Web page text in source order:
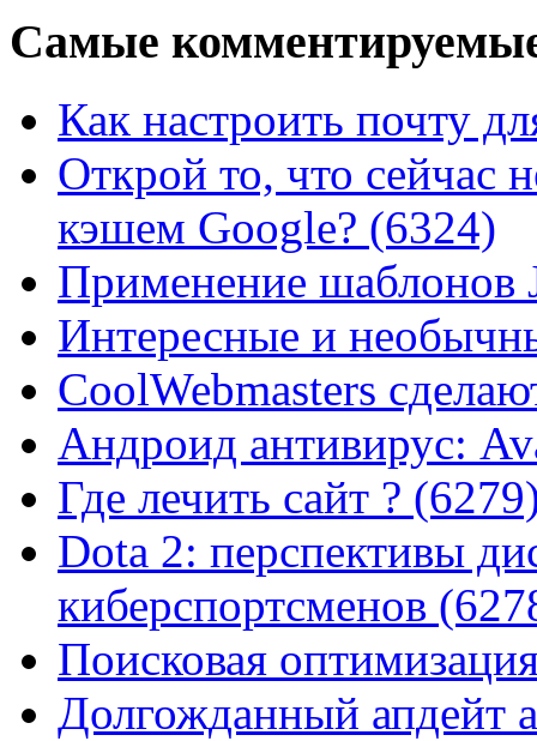
Самые
Как настроить почту
Открой то, что сейчас
кэшем Google? (6324)
Применение шаблонов
Интересные и
CoolWebmasters
Андроид антивирус:
Где лечить сайт ?
Dota 2: перспективы
киберспортсменов
Поисковая
Долгожданный апдейт